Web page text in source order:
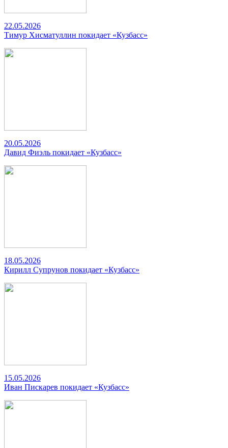
22.05.2026
Тимур Хисматуллин покидает «Кузбасс»
20.05.2026
Давид Фиэль покидает «Кузбасс»
18.05.2026
Кирилл Супрунов покидает «Кузбасс»
15.05.2026
Иван Пискарев покидает «Кузбасс»